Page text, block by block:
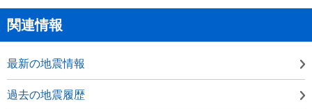
関連情報
最新の地震情報
過去の地震履歴